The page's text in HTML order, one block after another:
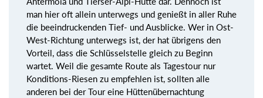
man hier oft allein unterwegs und genießt in aller Ruhe
die beeindruckenden Tief- und Ausblicke. Wer in Ost-
West-Richtung unterwegs ist, der hat übrigens den
Vorteil, dass die Schlüsselstelle gleich zu Beginn
wartet. Weil die gesamte Route als Tagestour nur
Konditions-Riesen zu empfehlen ist, sollten alle
anderen bei der Tour eine Hüttenübernachtung